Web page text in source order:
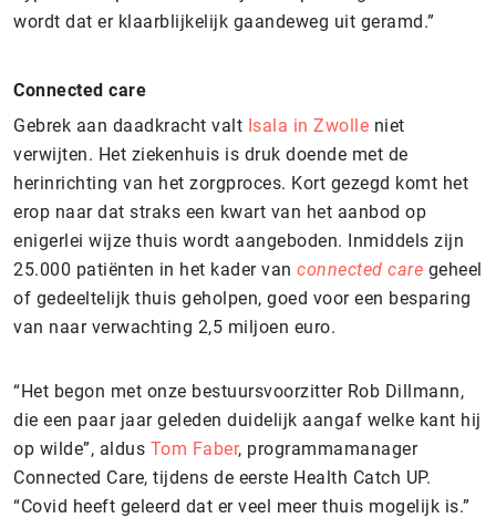
wordt dat er klaarblijkelijk gaandeweg uit geramd.”
Connected care
Gebrek aan daadkracht valt Isala in Zwolle niet
verwijten. Het ziekenhuis is druk doende met de
herinrichting van het zorgproces. Kort gezegd komt het
erop naar dat straks een kwart van het aanbod op
enigerlei wijze thuis wordt aangeboden. Inmiddels zijn
25.000 patiënten in het kader van connected care geheel
of gedeeltelijk thuis geholpen, goed voor een besparing
van naar verwachting 2,5 miljoen euro.
“Het begon met onze bestuursvoorzitter Rob Dillmann,
die een paar jaar geleden duidelijk aangaf welke kant hij
op wilde”, aldus Tom Faber, programmamanager
Connected Care, tijdens de eerste Health Catch UP.
“Covid heeft geleerd dat er veel meer thuis mogelijk is.”